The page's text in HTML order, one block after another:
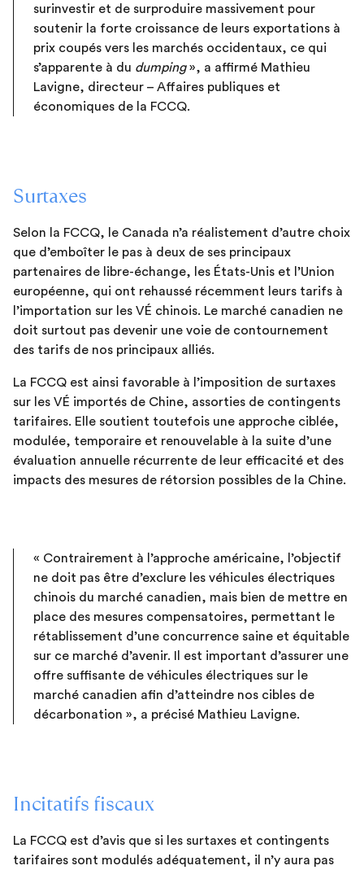
surinvestir et de surproduire massivement pour
soutenir la forte croissance de leurs exportations à
prix coupés vers les marchés occidentaux, ce qui
s’apparente à du dumping», a affirmé Mathieu
Lavigne, directeur – Affaires publiques et
économiques de la FCCQ.
Surtaxes
Selon la FCCQ, le Canada n’a réalistement d’autre choix
que d’emboîter le pas à deux de ses principaux
partenaires de libre-échange, les États-Unis et l’Union
européenne, qui ont rehaussé récemment leurs tarifs à
l’importation sur les VÉ chinois. Le marché canadien ne
doit surtout pas devenir une voie de contournement
des tarifs de nos principaux alliés.
La FCCQ est ainsi favorable à l’imposition de surtaxes
sur les VÉ importés de Chine, assorties de contingents
tarifaires. Elle soutient toutefois une approche ciblée,
modulée, temporaire et renouvelable à la suite d’une
évaluation annuelle récurrente de leur efficacité et des
impacts des mesures de rétorsion possibles de la Chine.
« Contrairement à l’approche américaine, l’objectif
ne doit pas être d’exclure les véhicules électriques
chinois du marché canadien, mais bien de mettre en
place des mesures compensatoires, permettant le
rétablissement d’une concurrence saine et équitable
sur ce marché d’avenir. Il est important d’assurer une
offre suffisante de véhicules électriques sur le
marché canadien afin d’atteindre nos cibles de
décarbonation », a précisé Mathieu Lavigne.
Incitatifs fiscaux
La FCCQ est d’avis que si les surtaxes et contingents
tarifaires sont modulés adéquatement, il n’y aura pas